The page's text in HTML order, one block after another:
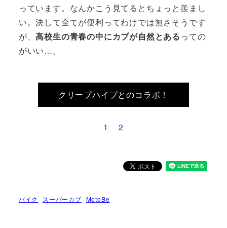
っています。なんかこう見てるとちょっと羨まし
い。決して全てが便利ってわけでは無さそうです
が、高校生の青春の中にカブが自然とあるっての
がいい…。
クリープハイプとのコラボ！
1 2
バイク スーパーカブ MotoBe